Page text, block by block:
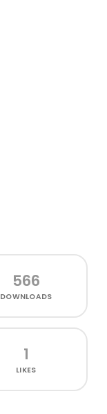
566
DOWNLOADS
1
LIKES